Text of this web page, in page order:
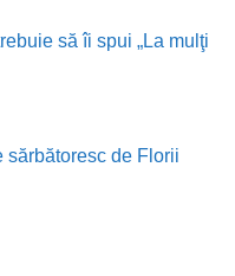
să îi spui „La mulţi
sărbătoresc de Florii